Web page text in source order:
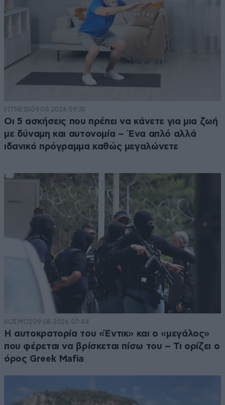
FITNESS09·08·2026 09:30
Οι 5 ασκήσεις που πρέπει να κάνετε για μια ζωή
με δύναμη και αυτονομία – Ένα απλό αλλά
ιδανικό πρόγραμμα καθώς μεγαλώνετε
ΚΟΣΜΟΣ09·08·2026 07:44
Η αυτοκρατορία του «Έντικ» και ο «μεγάλος»
που φέρεται να βρίσκεται πίσω του – Τι ορίζει ο
όρος Greek Mafia